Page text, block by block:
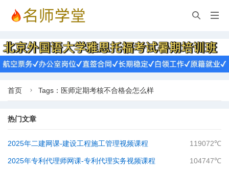


首页  Tags：医师定期考核不合格会怎么样
热门文章
2025年二建网课-建设工程施工管理视频课程 119072℃
2025年专利代理师网课-专利代理实务视频课程 104747℃